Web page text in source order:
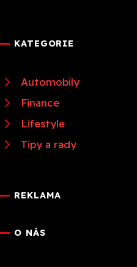
KATEGORIE
Automobily
Finance
Lifestyle
Tipy a rady
REKLAMA
O NÁS